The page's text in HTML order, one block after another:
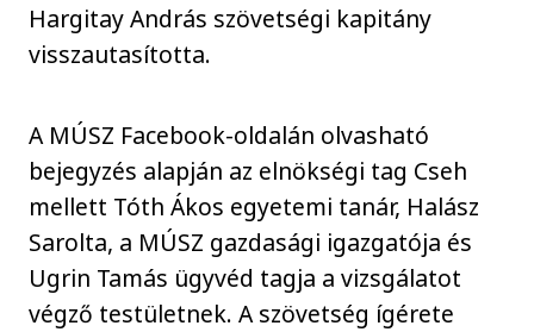
Hargitay András szövetségi kapitány
visszautasította.
A MÚSZ Facebook-oldalán olvasható
bejegyzés alapján az elnökségi tag Cseh
mellett Tóth Ákos egyetemi tanár, Halász
Sarolta, a MÚSZ gazdasági igazgatója és
Ugrin Tamás ügyvéd tagja a vizsgálatot
végző testületnek. A szövetség ígérete